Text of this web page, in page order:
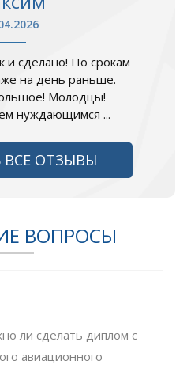
и сделано! По срокам
на день раньше.
Молодцы!
нуждающимся ...
ВСЕ ОТЗЫВЫ
ВОПРОСЫ
ли сделать диплом с
авиационного